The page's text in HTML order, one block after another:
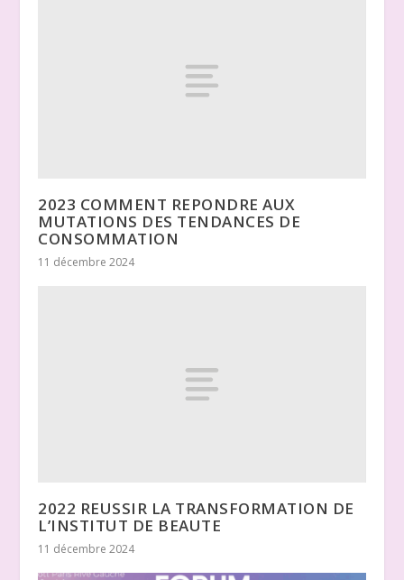
2023 COMMENT REPONDRE AUX
MUTATIONS DES TENDANCES DE
CONSOMMATION
11 décembre 2024
2022 REUSSIR LA TRANSFORMATION DE
L’INSTITUT DE BEAUTE
11 décembre 2024